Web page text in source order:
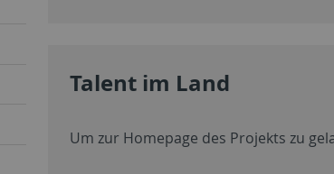
Talent im Land
Um zur Homepage des Projekts zu